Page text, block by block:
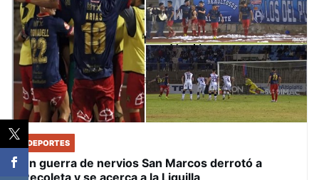
DEPORTES
En guerra de nervios San Marcos derrotó a